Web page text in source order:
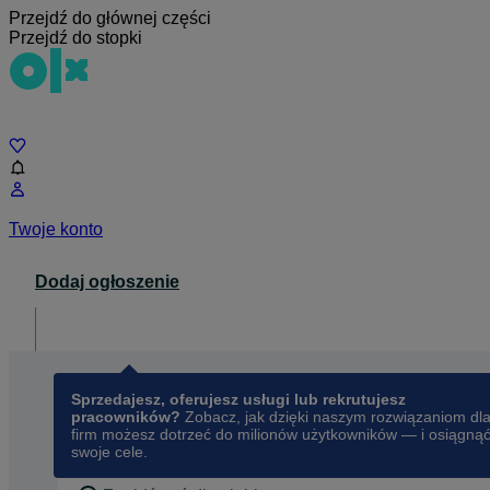
Przejdź do głównej części
Przejdź do stopki
Twoje konto
Dodaj ogłoszenie
Sprzedajesz, oferujesz usługi lub rekrutujesz
pracowników? Zobacz, jak dzięki naszym rozwiązaniom dla
firm możesz dotrzeć do milionów użytkowników — i osiągnąć
swoje cele.